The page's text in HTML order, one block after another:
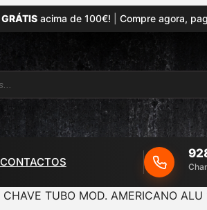
acima de 100€! Compre agora,
CONTACTOS
CHAVE TUBO MOD. AMERICANO